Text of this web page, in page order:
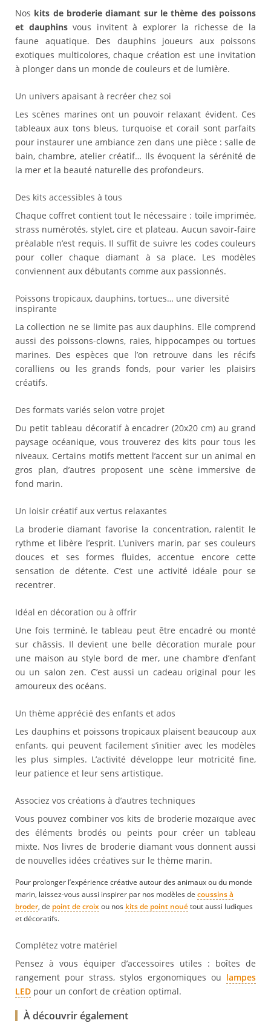
Nos kits de broderie diamant sur le thème des poissons
et dauphinsvous invitent à explorer la richesse de la
faune aquatique. Des dauphins joueurs aux poissons
exotiques multicolores, chaque création est une invitation
à plonger dans un monde de couleurs et de lumière.
Un univers apaisant à recréer chez soi
Les scènes marines ont un pouvoir relaxant évident. Ces
tableaux aux tons bleus, turquoise et corail sont parfaits
pour instaurer une ambiance zen dans une pièce : salle de
bain, chambre, atelier créatif… Ils évoquent la sérénité de
la mer et la beauté naturelle des profondeurs.
Des kits accessibles à tous
Chaque coffret contient tout le nécessaire : toile imprimée,
strass numérotés, stylet, cire et plateau. Aucun savoir-faire
préalable n’est requis. Il suffit de suivre les codes couleurs
pour coller chaque diamant à sa place. Les modèles
conviennent aux débutants comme aux passionnés.
Poissons tropicaux, dauphins, tortues… une diversité
inspirante
La collection ne se limite pas aux dauphins. Elle comprend
aussi des poissons-clowns, raies, hippocampes ou tortues
marines. Des espèces que l’on retrouve dans les récifs
coralliens ou les grands fonds, pour varier les plaisirs
créatifs.
Des formats variés selon votre projet
Du petit tableau décoratif à encadrer (20x20 cm) au grand
paysage océanique, vous trouverez des kits pour tous les
niveaux. Certains motifs mettent l’accent sur un animal en
gros plan, d’autres proposent une scène immersive de
fond marin.
Un loisir créatif aux vertus relaxantes
La broderie diamant favorise la concentration, ralentit le
rythme et libère l’esprit. L’univers marin, par ses couleurs
douces et ses formes fluides, accentue encore cette
sensation de détente. C’est une activité idéale pour se
recentrer.
Idéal en décoration ou à offrir
Une fois terminé, le tableau peut être encadré ou monté
sur châssis. Il devient une belle décoration murale pour
une maison au style bord de mer, une chambre d’enfant
ou un salon zen. C’est aussi un cadeau original pour les
amoureux des océans.
Un thème apprécié des enfants et ados
Les dauphins et poissons tropicaux plaisent beaucoup aux
enfants, qui peuvent facilement s’initier avec les modèles
les plus simples. L’activité développe leur motricité fine,
leur patience et leur sens artistique.
Associez vos créations à d’autres techniques
Vous pouvez combiner vos kits de broderie mozaïque avec
des éléments brodés ou peints pour créer un tableau
mixte. Nos livres de broderie diamant vous donnent aussi
de nouvelles idées créatives sur le thème marin.
Pour prolonger l’expérience créative autour des animaux ou du monde
marin, laissez-vous aussi inspirer par nos modèles de coussins à
broder, de point de croixou nos kits de point nouétout aussi ludiques
et décoratifs.
Complétez votre matériel
Pensez à vous équiper d’accessoires utiles : boîtes de
rangement pour strass, stylos ergonomiques ou lampes
LED pour un confort de création optimal.
À découvrir également